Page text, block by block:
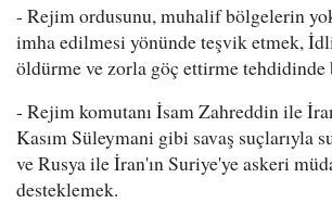
- Rejim ordusunu, muhalif bölgelerin
imha edilmesi yönünde teşvik etmek,
öldürme ve zorla göç ettirme tehdidinde
- Rejim komutanı İsam Zahreddin ile
Kasım Süleymani gibi savaş suçlarıyla
ve Rusya ile İran'ın Suriye'ye askeri
desteklemek.